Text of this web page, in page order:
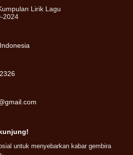
Lirik Lagu
2024
untuk menyebarkan kabar gembira